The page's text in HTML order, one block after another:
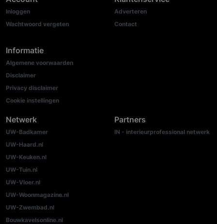
Inloggen
Wachtwoord vergeten
Informatie
Algemene voorwaarden
Disclaimer
Privacy disclaimer
Cookie instellingen
Adverteren
Contact
Netwerk
UW-Badkamer
UW-Haard.nl
UW-Keuken.nl
UW-Tuin.nl
UW-Vloer.nl
UW-Woonmagazine.nl
UW-Zwembad.nl
Bouwkavelsonline.nl
Partners
IN - interieurprofessional netwerk